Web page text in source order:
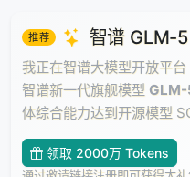
ReLU 有"均值漂移"问
所有激活函数都会造
它们增加了计算开销
如果星操作能替代激活
题，那可能是一个根本性
推荐 智谱 GLM-
我正在智谱大模型开放平台
智谱新一代旗舰模型
体综合能力达到开源模型
领取 2000万 Tokens